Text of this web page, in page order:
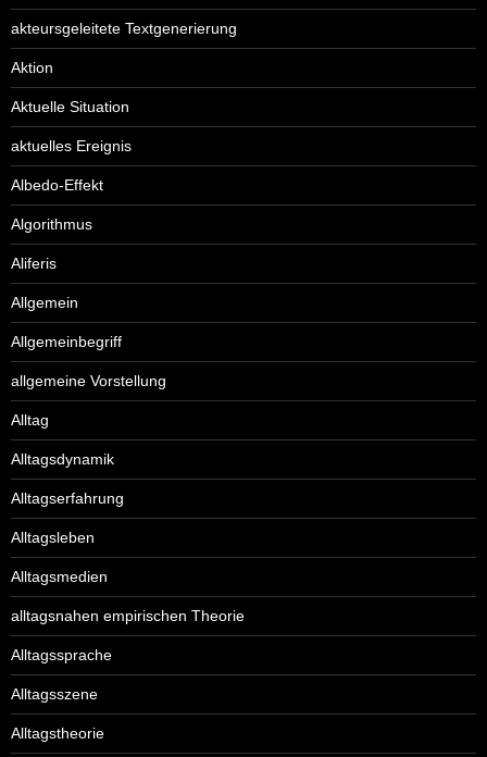
akteursgeleitete Textgenerierung
Aktion
Aktuelle Situation
aktuelles Ereignis
Albedo-Effekt
Algorithmus
Aliferis
Allgemein
Allgemeinbegriff
allgemeine Vorstellung
Alltag
Alltagsdynamik
Alltagserfahrung
Alltagsleben
Alltagsmedien
alltagsnahen empirischen Theorie
Alltagssprache
Alltagsszene
Alltagstheorie